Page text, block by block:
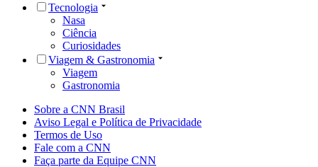
Tecnologia
Nasa
Ciência
Curiosidades
Viagem & Gastronomia
Viagem
Gastronomia
Sobre a CNN Brasil
Aviso Legal e Política de Privacidade
Termos de Uso
Fale com a CNN
Faça parte da Equipe CNN